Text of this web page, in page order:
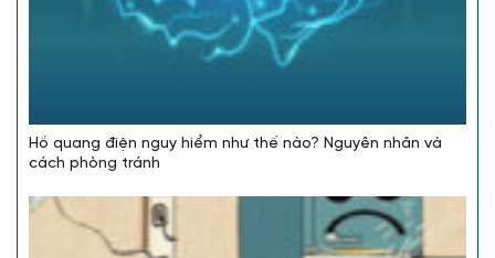
Hồ quang điện nguy hiểm như thế nào? Nguyên nhân và
cách phòng tránh